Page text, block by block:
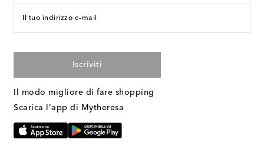
Il tuo indirizzo e-mail
Iscriviti
Il modo migliore di fare shopping
Scarica l'app di Mytheresa